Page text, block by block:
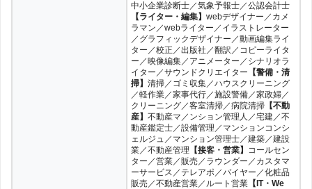
中小企業診断士／気象予報士／公認会計士
【ライター・編集】 webデザイナー／カメ
ラマン／webライター／イラストレーター
／グラフィックデザイナー／動画編集ライ
ター／校正／出版社／翻訳／コピーライタ
ー／映像編集／アニメーター／シナリオラ
イター／サウンドクリエイター 【警備・清
掃】 清掃／ゴミ収集／ハウスクリーニング
／軽作業／家事代行／施設警備／家政婦／
クリーニング／客室清掃／病院清掃 【不動
産】 不動産マ／ンション管理人／宅建／不
動産鑑定士／設備管理／マンションコンシ
ェルジュ／マンション管理士／建築／建設
業／不動産管理 【接客・営業】
コールセン
ター／営業／販売／ラウンダー／カスタマ
ーサービス／テレアポ／バイヤー／化粧品
販売／不動産営業／ルート営業 【IT・We